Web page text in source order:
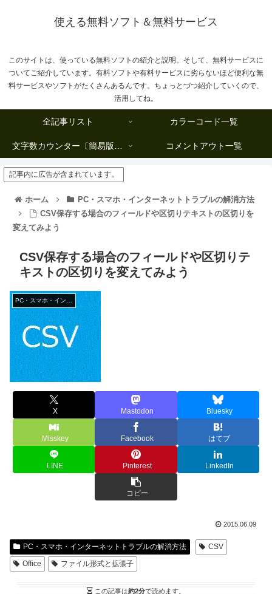
使える無料ソフト＆無料サービス
このサイトは、使っている無料ソフトの紹介と説明。そして、無料サービスに
ついてご紹介しています。有料ソフトや有料サービスに劣らないほど便利な無
料サービスやソフトがたくさんあるんです。ちょっとづつ紹介していくので、
活用してね。
全記事リスト カラーコード一覧
文字数カウンター〔簡易版複数行タイプ〕 コメントアウト一覧
記事内に広告が含まれています。
ホーム
PC・スマホ・インターネットトラブルの解消方法
CSV保存する場合のフィールドや区切りテキストの区切りを
変えてみよう
CSV保存する場合のフィールドや区切りテ
キストの区切りを変えてみよう
PC・スマホ・インターネットトラブルの解消方法
X Mastodon Bluesky
Misskey Facebook はてブ
LINE Pinterest LinkedIn
コピー
2015.06.09
PC・スマホ・インターネットトラブルの解消方法
CSV
Office
ファイル形式と拡張子
この記事は約2分で読めます。